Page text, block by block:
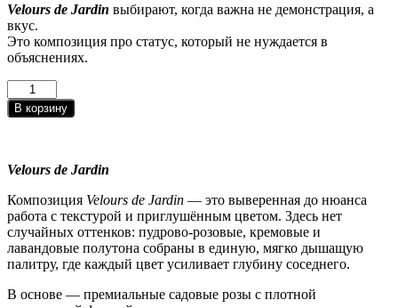
Velours de Jardin выбирают, когда важна не демонстрация, а
вкус.
Это композиция про статус, который не нуждается в
объяснениях.
Количество
товара
Корзина
Jardin
Де
Жардин)
В корзину
Velours de Jardin
Композиция Velours de Jardin — это выверенная до нюанса
работа с текстурой и приглушённым цветом. Здесь нет
случайных оттенков: пудрово-розовые, кремовые и
лавандовые полутона собраны в единую, мягко дышащую
палитру, где каждый цвет усиливает глубину соседнего.
В основе — премиальные садовые розы с плотной